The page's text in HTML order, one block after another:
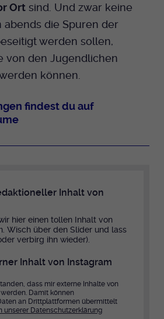
Ort sind. Und zwar keine
abends die Spuren der
werden sollen,
von den Jugendlichen
können.
findest du auf
Inhalt von
hier einen tollen Inhalt von
Wisch über den Slider und lass
verbirg ihn wieder).
Inhalt von Instagram
dass mir externe Inhalte von
Damit können
an Drittplattformen übermittelt
unserer Datenschutzerklärung